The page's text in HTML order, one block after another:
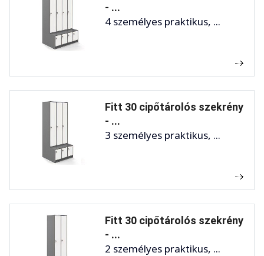
- ...
4 személyes praktikus, ...
Fitt 30 cipőtárolós szekrény
- ...
3 személyes praktikus, ...
Fitt 30 cipőtárolós szekrény
- ...
2 személyes praktikus, ...